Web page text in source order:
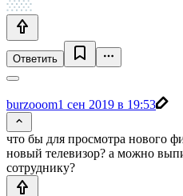
Ответить
burzooom1 сен 2019 в 19:53
что бы для просмотра нового
новый телевизор? а можно
сотруднику?